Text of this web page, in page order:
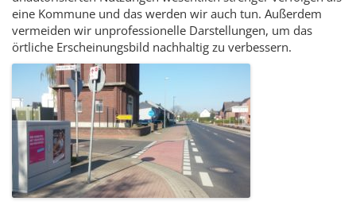
eine Kommune und das werden wir auch tun. Außerdem
vermeiden wir unprofessionelle Darstellungen, um das
örtliche Erscheinungsbild nachhaltig zu verbessern.